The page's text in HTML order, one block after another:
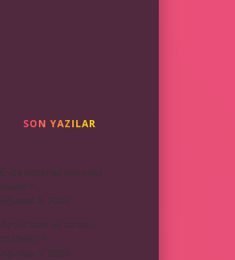
SON YAZILAR
Evde besamel sos nasıl
yapılır ?
Ağustos 6, 2026
Ayrılık acısı ne zaman
hafifletilir ?
Ağustos 5, 2026